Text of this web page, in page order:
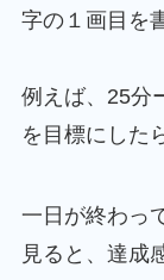
字の１画目を
例えば、25分
を目標にした
一日が終わっ
見ると、達成